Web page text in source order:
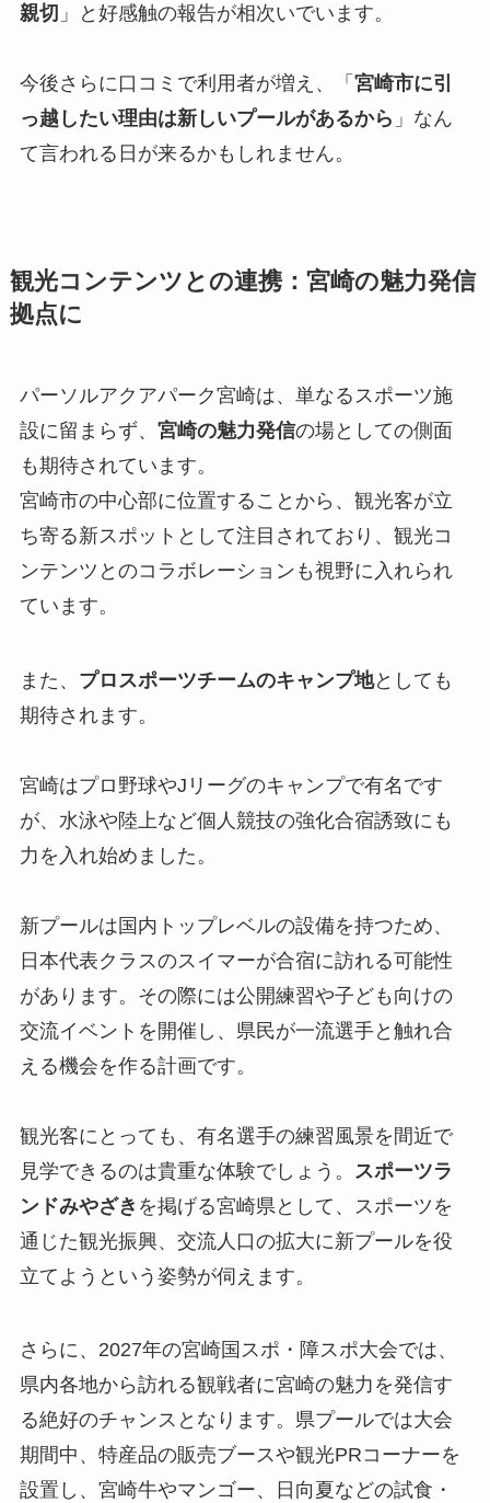
親切 」と好感触の報告が相次いでいます。
今後さらに口コミで利用者が増え、「 宮崎市に引
っ越したい理由は新しいプールがあるから 」なん
て言われる日が来るかもしれません。
観光コンテンツとの連携：宮崎の魅力発信
拠点に
パーソルアクアパーク宮崎は、単なるスポーツ施
設に留まらず、 宮崎の魅力発信の場としての側面
も期待されています。
宮崎市の中心部に位置することから、観光客が立
ち寄る新スポットとして注目されており、観光コ
ンテンツとのコラボレーションも視野に入れられ
ています。
また、 プロスポーツチームのキャンプ地としても
期待されます。
宮崎はプロ野球やJリーグのキャンプで有名です
が、水泳や陸上など個人競技の強化合宿誘致にも
力を入れ始めました。
新プールは国内トップレベルの設備を持つため、
日本代表クラスのスイマーが合宿に訪れる可能性
があります。その際には公開練習や子ども向けの
交流イベントを開催し、県民が一流選手と触れ合
える機会を作る計画です。
観光客にとっても、有名選手の練習風景を間近で
見学できるのは貴重な体験でしょう。
スポーツラ
ンドみやざき を掲げる宮崎県として、スポーツを
通じた観光振興、交流人口の拡大に新プールを役
立てようという姿勢が伺えます。
さらに、2027年の宮崎国スポ・障スポ大会では、
県内各地から訪れる観戦者に宮崎の魅力を発信す
る絶好のチャンスとなります。県プールでは大会
期間中、特産品の販売ブースや観光PRコーナーを
設置し、宮崎牛やマンゴー、日向夏などの試食・